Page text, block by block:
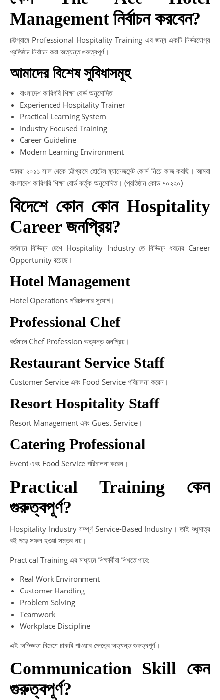
Management নির্বাচন করবেন?
চট্টগ্রামে Professional Hospitality Training এর জন্য একটি নির্ভরযোগ্য
প্রতিষ্ঠান নির্বাচন করা অত্যন্ত গুরুত্বপূর্ণ।
আমাদের বিশেষ সুবিধাসমূহ
বাংলাদেশ কারিগরি শিক্ষা বোর্ড অনুমোদিত
Experienced Hospitality Trainer
Practical Learning System
Industry Focused Training
Career Guideline
Modern Learning Environment
আমরা ২০১১ সাল থেকে চট্টগ্রামে হোটেল ম্যানেজমেন্ট কোর্স নিয়ে কাজ করছি। আমরা
বাংলাদেশ কারিগরি শিক্ষা বোর্ড কর্তৃক অনুমোদিত। (প্রতিষ্ঠান কোড ৭০২২০)
বিদেশে কোন কোন Hospitality
Career জনপ্রিয়?
বর্তমানে বিভিন্ন দেশে Hospitality Industry তে বিভিন্ন ধরনের Career
Opportunity রয়েছে।
Hotel Management
Hotel Operations পরিচালনার সুযোগ।
Professional Chef
বর্তমানে Chef Profession অত্যন্ত জনপ্রিয়।
Restaurant Service Staff
Customer Service এবং Food Service পরিচালনা করেন।
Resort Hospitality Staff
Resort Management এবং Guest Service।
Catering Professional
Event এবং Food Service পরিচালনা করেন।
Practical Training কেন
গুরুত্বপূর্ণ?
Hospitality Industry সম্পূর্ণ Service-Based Industry। তাই শুধুমাত্র
বই পড়ে সফল হওয়া সম্ভব নয়।
Practical Training এর মাধ্যমে শিক্ষার্থীরা শিখতে পারে:
Real Work Environment
Customer Handling
Problem Solving
Teamwork
Workplace Discipline
এই অভিজ্ঞতা বিদেশে চাকরি পাওয়ার ক্ষেত্রে অত্যন্ত গুরুত্বপূর্ণ।
Communication Skill কেন
গুরুত্বপূর্ণ?